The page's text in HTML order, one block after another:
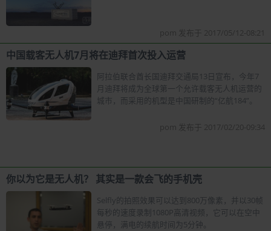
pom 发布于 2017/05/12-08:21
中国载客无人机7月将在迪拜首次投入运营
阿拉伯联合酋长国迪拜交通局13日宣布，今年7
月迪拜将成为全球第一个允许载客无人机运营的
城市，而采用的机型是中国研制的“亿航184”。
pom 发布于 2017/02/20-09:34
你以为它是无人机？ 其实是一款会飞的手机壳
Selfly的拍照效果可以达到800万像素，并以30帧
每秒的速度录制1080P高清视频，它可以在空中
悬停，满电的续航时间为5分钟。